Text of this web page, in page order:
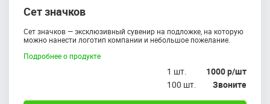
Сет значков
Сет значков — эксклюзивный сувенир на подложке, на которую
можно нанести логотип компании и небольшое пожелание.
Подробнее о продукте
1 шт.
1000 р/шт
100 шт.
Звоните